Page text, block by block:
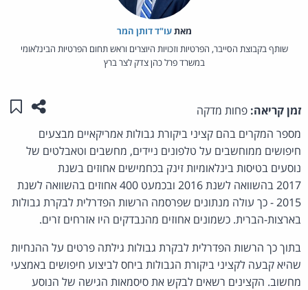
מאת‏עו"ד דותן המר
שותף בקבוצת הסייבר, הפרטיות וזכויות היוצרים וראש תחום הפרטיות הבינלאומי
במשרד פרל כהן צדק לצר ברץ
זמן קריאה: פחות מדקה שתפו
מספר המקרים בהם קציני ביקורת גבולות אמריקאיים מבצעים
חיפושים ממוחשבים על טלפונים ניידים, מחשבים וטאבלטים של
נוסעים בטיסות בינלאומיות זינק בכחמישים אחוזים בשנת
2017 בהשוואה לשנת 2016 ובכמעט 400 אחוזים בהשוואה לשנת
2015 - כך עולה מנתונים שפרסמה הרשות הפדרלית לבקרת גבולות
בארצות-הברית. כשמונים אחוזים מהנבדקים היו אזרחים זרים.
בתוך כך הרשות הפדרלית לבקרת גבולות גילתה פרטים על ההנחיות
שהיא קבעה לקציני ביקורת הגבולות ביחס לביצוע חיפושים באמצעי
מחשוב. הקצינים רשאים לבקש את סיסמאות הגישה של הנוסע